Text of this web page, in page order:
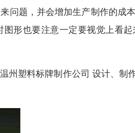
问题，并会增加生产制作的成
形也要注意一定要视觉上看
州塑料标牌制作公司 设计、制